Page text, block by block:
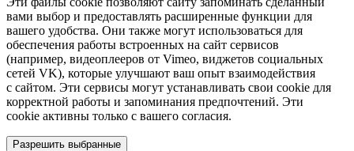
вами выбор и предоставлять расширенные функции для
вашего удобства. Они также могут использоваться для
обеспечения работы встроенных на сайт сервисов
(например, видеоплееров от Vimeo, виджетов социальных
сетей VK), которые улучшают ваш опыт взаимодействия
с сайтом. Эти сервисы могут устанавливать свои cookie для
корректной работы и запоминания предпочтений. Эти
cookie активны только с вашего согласия.
Разрешить выбранные